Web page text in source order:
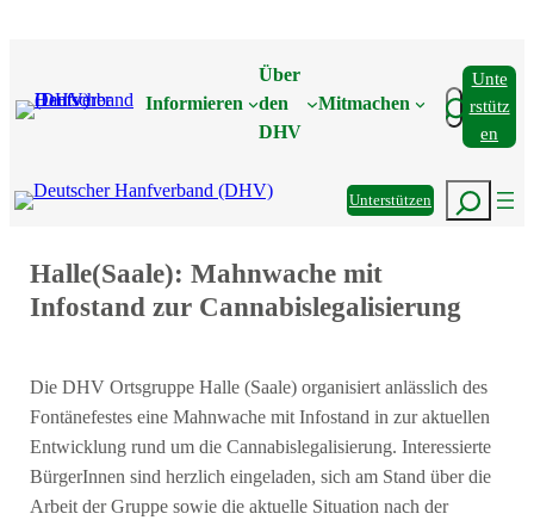
Informieren
Über
den
DHV
Mitmachen Suchen
Unte
Rstütz
En
UnterstützenSuchen
Halle(Saale): Mahnwache mit
Infostand zur Cannabislegalisierung
Die DHV Ortsgruppe Halle (Saale) organisiert anlässlich des
Fontänefestes eine Mahnwache mit Infostand in zur aktuellen
Entwicklung rund um die Cannabislegalisierung. Interessierte
BürgerInnen sind herzlich eingeladen, sich am Stand über die
Arbeit der Gruppe sowie die aktuelle Situation nach der